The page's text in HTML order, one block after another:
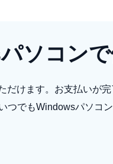
ソコンで
けます。お支払いが
でもWindowsパソコン